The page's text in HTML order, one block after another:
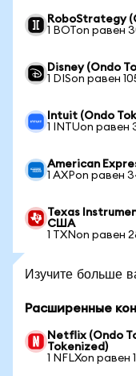
RoboStrategy
1 BOTon равен
Disney (Ondo
1 DISon равен
Intuit (Ondo
1 INTUon равен
American
1 AXPon равен
Texas
США
1 TXNon равен
Изучите больше
Расширенные
Netflix (Ondo
Tokenized)
1 NFLXon равен